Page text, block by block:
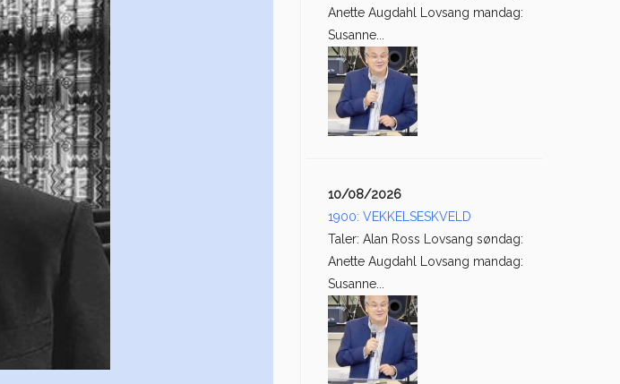
Anette Augdahl Lovsang mandag:
Susanne...
10/08/2026
1900: VEKKELSESKVELD
Taler: Alan Ross Lovsang søndag:
Anette Augdahl Lovsang mandag:
Susanne...